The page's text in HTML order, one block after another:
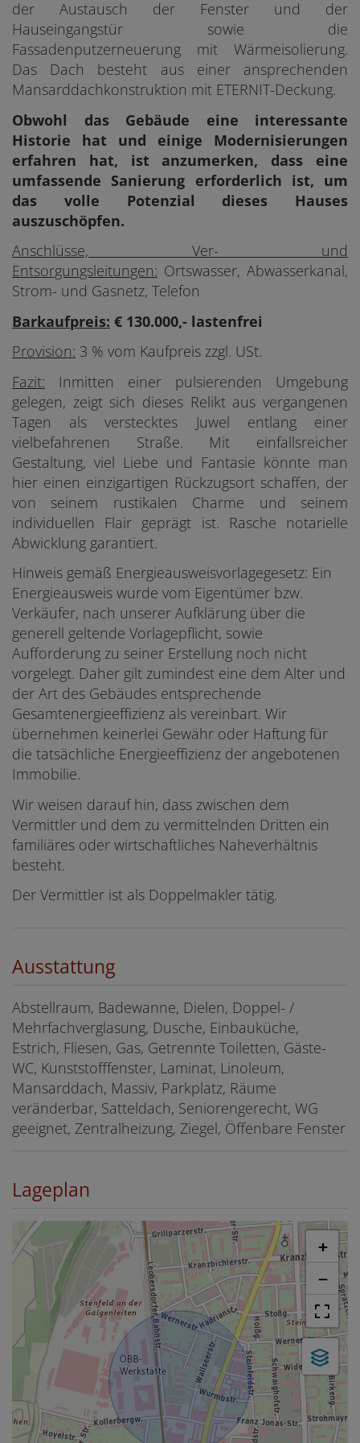
der Austausch der Fenster und der
Hauseingangstür sowie die
Fassadenputzerneuerung mit Wärmeisolierung.
Das Dach besteht aus einer ansprechenden
Mansarddachkonstruktion mit ETERNIT-Deckung.
Obwohl das Gebäude eine interessante
Historie hat und einige Modernisierungen
erfahren hat, ist anzumerken, dass eine
umfassende Sanierung erforderlich ist, um
das volle Potenzial dieses Hauses
auszuschöpfen.
Anschlüsse, Ver- und
Entsorgungsleitungen: Ortswasser, Abwasserkanal,
Strom- und Gasnetz, Telefon
Barkaufpreis: € 130.000,- lastenfrei
Provision: 3 % vom Kaufpreis zzgl. USt.
Fazit: Inmitten einer pulsierenden Umgebung
gelegen, zeigt sich dieses Relikt aus vergangenen
Tagen als verstecktes Juwel entlang einer
vielbefahrenen Straße. Mit einfallsreicher
Gestaltung, viel Liebe und Fantasie könnte man
hier einen einzigartigen Rückzugsort schaffen, der
von seinem rustikalen Charme und seinem
individuellen Flair geprägt ist. Rasche notarielle
Abwicklung garantiert.
Hinweis gemäß Energieausweisvorlagegesetz: Ein
Energieausweis wurde vom Eigentümer bzw.
Verkäufer, nach unserer Aufklärung über die
generell geltende Vorlagepflicht, sowie
Aufforderung zu seiner Erstellung noch nicht
vorgelegt. Daher gilt zumindest eine dem Alter und
der Art des Gebäudes entsprechende
Gesamtenergieeffizienz als vereinbart. Wir
übernehmen keinerlei Gewähr oder Haftung für
die tatsächliche Energieeffizienz der angebotenen
Immobilie.
Wir weisen darauf hin, dass zwischen dem
Vermittler und dem zu vermittelnden Dritten ein
familiäres oder wirtschaftliches Naheverhältnis
besteht.
Der Vermittler ist als Doppelmakler tätig.
Ausstattung
Abstellraum Badewanne Dielen Doppel- /
Mehrfachverglasung Dusche Einbauküche
Estrich Fliesen Gas Getrennte Toiletten Gäste-
WC Kunststofffenster Laminat Linoleum
Mansarddach Massiv Parkplatz Räume
veränderbar Satteldach Seniorengerecht WG
geeignet Zentralheizung Ziegel Öffenbare Fenster
Lageplan
+
−